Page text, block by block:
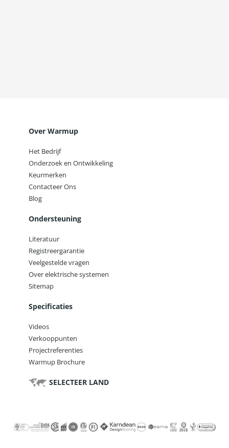
Over Warmup
Het Bedrijf
Onderzoek en Ontwikkeling
Keurmerken
Contacteer Ons
Blog
Ondersteuning
Literatuur
Registreergarantie
Veelgestelde vragen
Over elektrische systemen
Sitemap
Specificaties
Videos
Verkooppunten
Projectreferenties
Warmup Brochure
SELECTEER LAND